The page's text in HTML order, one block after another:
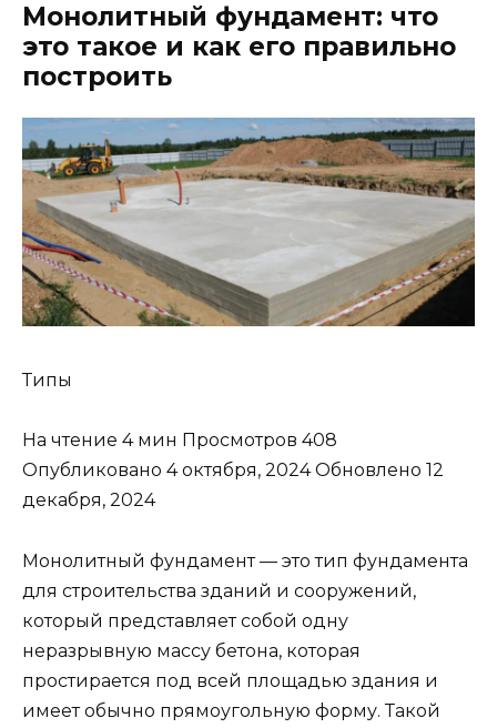
Монолитный фундамент: что
это такое и как его правильно
построить
Типы
На чтение 4 мин Просмотров 408
Опубликовано 4 октября, 2024 Обновлено 12
декабря, 2024
Монолитный фундамент — это тип фундамента
для строительства зданий и сооружений,
который представляет собой одну
неразрывную массу бетона, которая
простирается под всей площадью здания и
имеет обычно прямоугольную форму. Такой